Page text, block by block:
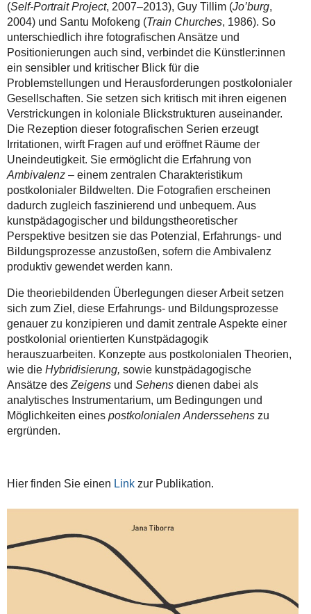
(Self-Portrait Project, 2007–2013), Guy Tillim (Jo’burg,
2004) und Santu Mofokeng (Train Churches, 1986). So
unterschiedlich ihre fotografischen Ansätze und
Positionierungen auch sind, verbindet die Künstler:innen
ein sensibler und kritischer Blick für die
Problemstellungen und Herausforderungen postkolonialer
Gesellschaften. Sie setzen sich kritisch mit ihren eigenen
Verstrickungen in koloniale Blickstrukturen auseinander.
Die Rezeption dieser fotografischen Serien erzeugt
Irritationen, wirft Fragen auf und eröffnet Räume der
Uneindeutigkeit. Sie ermöglicht die Erfahrung von
Ambivalenz– einem zentralen Charakteristikum
postkolonialer Bildwelten. Die Fotografien erscheinen
dadurch zugleich faszinierend und unbequem. Aus
kunstpädagogischer und bildungstheoretischer
Perspektive besitzen sie das Potenzial, Erfahrungs- und
Bildungsprozesse anzustoßen, sofern die Ambivalenz
produktiv gewendet werden kann.
Die theoriebildenden Überlegungen dieser Arbeit setzen
sich zum Ziel, diese Erfahrungs- und Bildungsprozesse
genauer zu konzipieren und damit zentrale Aspekte einer
postkolonial orientierten Kunstpädagogik
herauszuarbeiten. Konzepte aus postkolonialen Theorien,
wie die Hybridisierung, sowie kunstpädagogische
Ansätze des Zeigensund Sehensdienen dabei als
analytisches Instrumentarium, um Bedingungen und
Möglichkeiten eines postkolonialen Anderssehenszu
ergründen.
Hier finden Sie einen Linkzur Publikation.